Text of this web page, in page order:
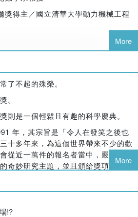
一系列的研究，想看看其他動物的排尿
到動物園實地觀察計時、在網路上搜尋
了32種動物的排尿，最後得出了結論——
約都是21秒！題外話，除了尿尿之外，
研究，所果發現哺乳動物的排便時間均
貓！貓咪到底算是液體嗎？
並且填滿整個空間。因此總會有不少人
液體。但你知道嗎？真的有人進行過這
就必須理解液體的定義：一個物質無論
與容器形狀達成一致，就能將其視為液
先生表示，只要用大尺度的時間軸來觀
可以算是一種液體。
，每年都會選出10個令人噴飯、想要吐
網路媒體上撰寫文章。其座右銘是：替
幽默感。
科技大學（現為高雄科技大學）應用日語
妝研究家。擅長翻譯領域為醫藥健康、自
著作有《藥妝美研購》系列以及《日本
去與現在，老藥起源X歷史沿革X長銷藥
藥粧研究室》：
JapanCosmeLab
獎得主／國立清華大學動力機械工程
More
了不起的殊榮。
。
則是一個輕鬆且有趣的科學慶典。
年，其宗旨是「令人在發笑之後也
十多年來，為這個世界帶來不少的歡
從近一萬件的報名者當中，嚴格選出
奇妙研究主題，並且頒給獎項。
報名的獎項，但不知為何，每年獲獎
包括2020 年在內，日本人已經連續
了。例如，能夠理解狗狗心情的「狗
More
!?